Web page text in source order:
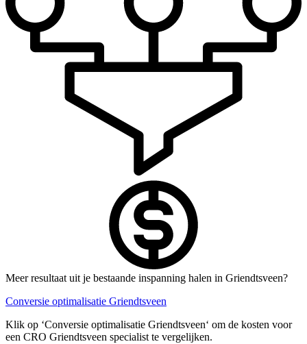
Meer resultaat uit je bestaande inspanning halen in Griendtsveen?
Conversie optimalisatie Griendtsveen
Klik op ‘Conversie optimalisatie Griendtsveen‘ om de kosten voor
een CRO Griendtsveen specialist te vergelijken.